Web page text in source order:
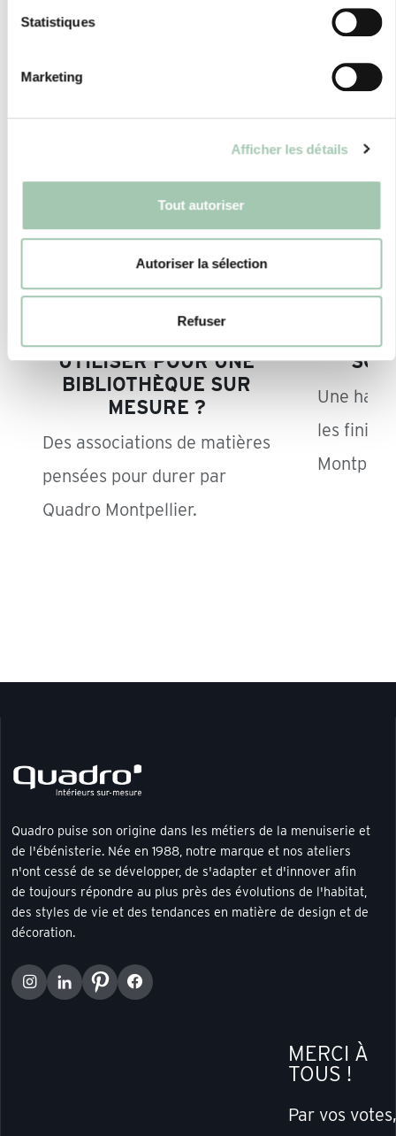
Statistiques
Marketing
Afficher les détails
Tout autoriser
Autoriser la sélection
Refuser
UTILISER POUR UNE
BIBLIOTHÈQUE SUR
MESURE ?
Des associations de matières
pensées pour durer par
Quadro Montpellier.
Une
les
Quadro puise son origine dans les métiers de la menuiserie et
de l'ébénisterie. Née en 1988, notre marque et nos ateliers
n'ont cessé de se développer, de s'adapter et d'innover afin
de toujours répondre au plus près des évolutions de l'habitat,
des styles de vie et des tendances en matière de design et de
décoration.
MERCI À
TOUS !
Par vos votes,